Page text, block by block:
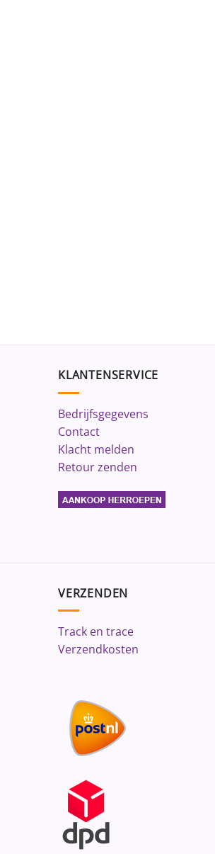
KLANTENSERVICE
Bedrijfsgegevens
Contact
Klacht melden
Retour zenden
VERZENDEN
Track en trace
Verzendkosten